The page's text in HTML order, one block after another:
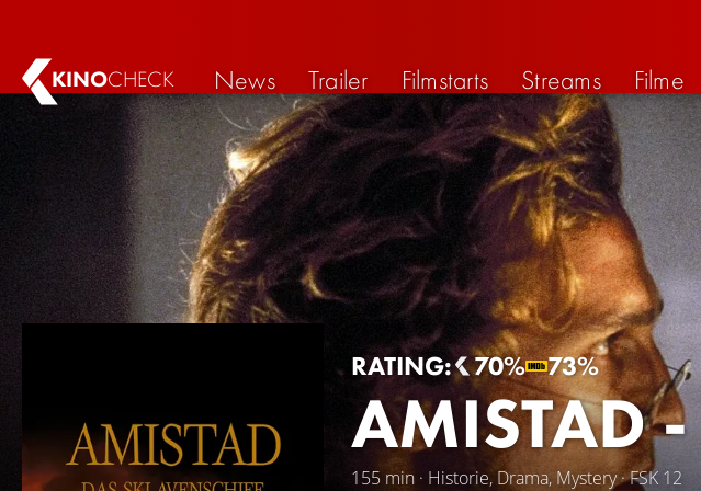
KINOCHECK News Trailer Filmstarts Streams Filme
RATING: 70% 73%
AMISTAD
155 min · Historie, Drama, Mystery · FSK 12